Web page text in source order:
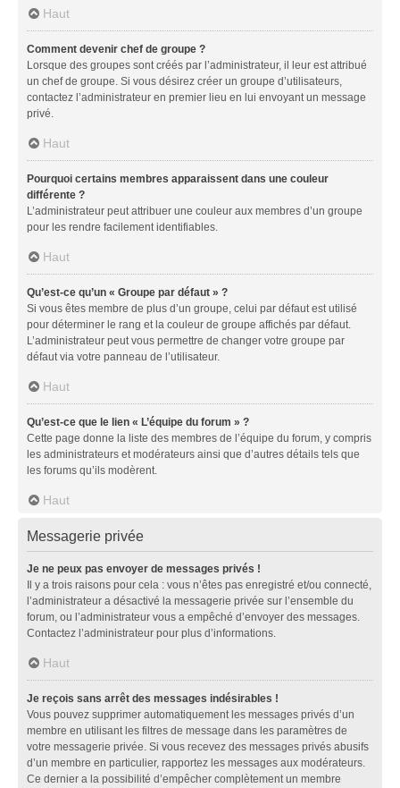
Haut
Comment devenir chef de groupe ?
Lorsque des groupes sont créés par l’administrateur, il leur est attribué
un chef de groupe. Si vous désirez créer un groupe d’utilisateurs,
contactez l’administrateur en premier lieu en lui envoyant un message
privé.
Haut
Pourquoi certains membres apparaissent dans une couleur
différente ?
L’administrateur peut attribuer une couleur aux membres d’un groupe
pour les rendre facilement identifiables.
Haut
Qu’est-ce qu’un « Groupe par défaut » ?
Si vous êtes membre de plus d’un groupe, celui par défaut est utilisé
pour déterminer le rang et la couleur de groupe affichés par défaut.
L’administrateur peut vous permettre de changer votre groupe par
défaut via votre panneau de l’utilisateur.
Haut
Qu’est-ce que le lien « L’équipe du forum » ?
Cette page donne la liste des membres de l’équipe du forum, y compris
les administrateurs et modérateurs ainsi que d’autres détails tels que
les forums qu’ils modèrent.
Haut
Messagerie privée
Je ne peux pas envoyer de messages privés !
Il y a trois raisons pour cela : vous n’êtes pas enregistré et/ou connecté,
l’administrateur a désactivé la messagerie privée sur l’ensemble du
forum, ou l’administrateur vous a empêché d’envoyer des messages.
Contactez l’administrateur pour plus d’informations.
Haut
Je reçois sans arrêt des messages indésirables !
Vous pouvez supprimer automatiquement les messages privés d’un
membre en utilisant les filtres de message dans les paramètres de
votre messagerie privée. Si vous recevez des messages privés abusifs
d’un membre en particulier, rapportez les messages aux modérateurs.
Ce dernier a la possibilité d’empêcher complètement un membre